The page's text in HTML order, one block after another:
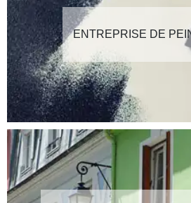
ENTREPRISE DE